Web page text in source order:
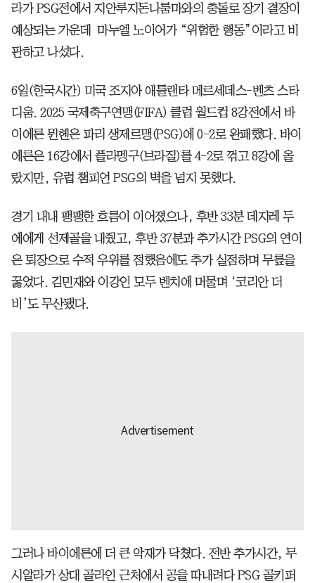
라가 PSG전에서 지안루지돈나룸마와의 충돌로 장기 결장이
예상되는 가운데 마누엘 노이어가 “위험한 행동”이라고 비
판하고 나섰다.
6일(한국시간) 미국 조지아 애틀랜타 메르세데스-벤츠 스타
디움. 2025 국제축구연맹(FIFA) 클럽 월드컵 8강전에서 바
이에른 뮌헨은 파리 생제르맹(PSG)에 0-2로 완패했다. 바이
에른은 16강에서 플라멩구(브라질)를 4-2로 꺾고 8강에 올
랐지만, 유럽 챔피언 PSG의 벽을 넘지 못했다.
경기 내내 팽팽한 흐름이 이어졌으나, 후반 33분 데지레 두
에에게 선제골을 내줬고, 후반 37분과 추가시간 PSG의 연이
은 퇴장으로 수적 우위를 점했음에도 추가 실점하며 무릎을
꿇었다. 김민재와 이강인 모두 벤치에 머물며 ‘코리안 더
비’도 무산됐다.
그러나 바이에른에 더 큰 악재가 닥쳤다. 전반 추가시간, 무
시알라가 상대 골라인 근처에서 공을 따내려다 PSG 골키퍼